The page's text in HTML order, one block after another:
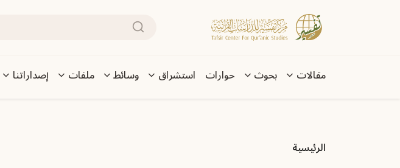
تجاوز إلى المحتوى الرئيسي
بحث
Main navigation
مقالات بحوث حوارات استشراق وسائط ملفات إصداراتنا
مسار التنقل
الرئيسية